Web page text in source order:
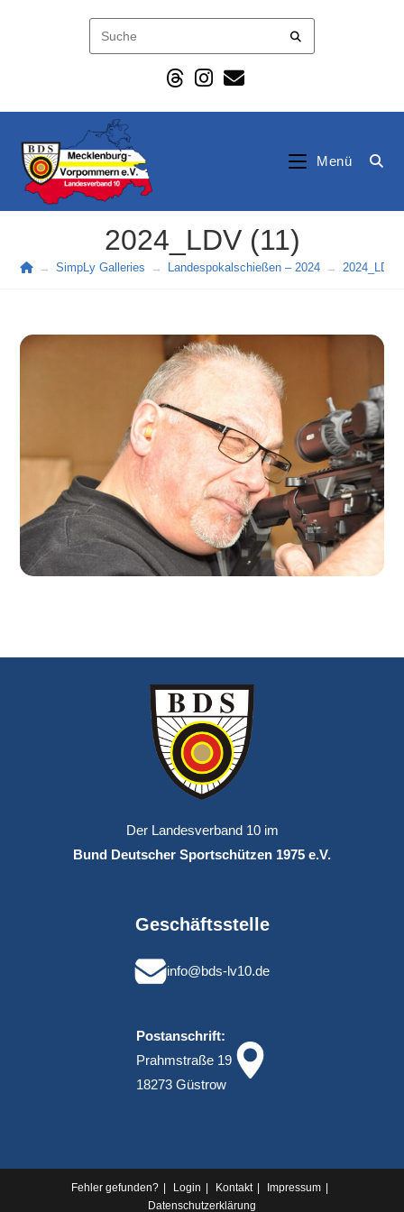
Menü
2024_LDV (11)
→ SimpLy Galleries → Landespokalschießen – 2024 → 2024_LDV
Der Landesverband 10 im
Bund Deutscher Sportschützen 1975 e.V.
Geschäftsstelle
info@bds-lv10.de
Postanschrift:
Prahmstraße 19
18273 Güstrow
Fehler gefunden? Login Kontakt
Impressum
Datenschutz­erklärung